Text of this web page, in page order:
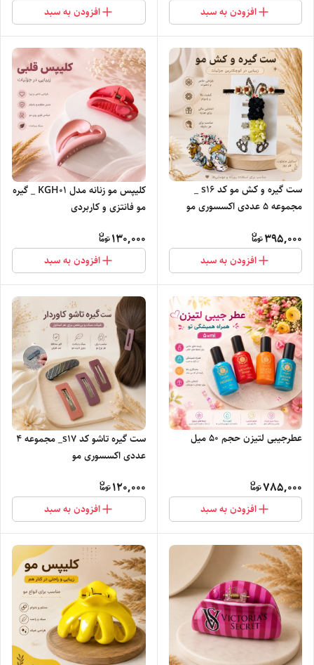
افزودن به سبد افزودن به سبد
ست گیره و کش مو کد s16 _
مجموعه ۵ عددی اکسسوری مو
395,000
افزودن به سبد
کلیپس مو زنانه مدل KGH01 _ گیره
مو فانتزی و کاربردی
130,000
افزودن به سبد
عطرجیبی لتیزن حجم ۵۰ میل
785,000
افزودن به سبد
ست گیره تاشو کد s17_ مجموعه ۴
عددی اکسسوری مو
120,000
افزودن به سبد